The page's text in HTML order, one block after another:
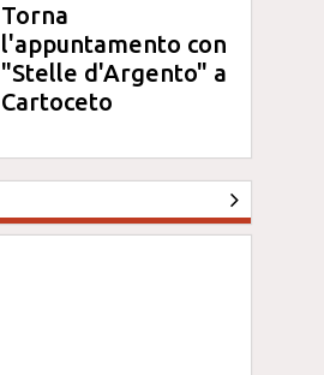
Torna
l'appuntamento con
"Stelle d'Argento" a
Cartoceto